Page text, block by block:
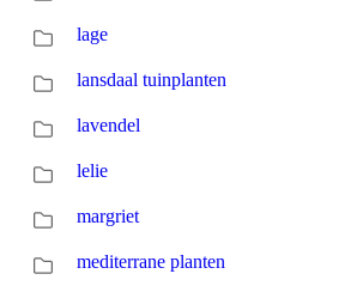
lage
lansdaal tuinplanten
lavendel
lelie
margriet
mediterrane planten